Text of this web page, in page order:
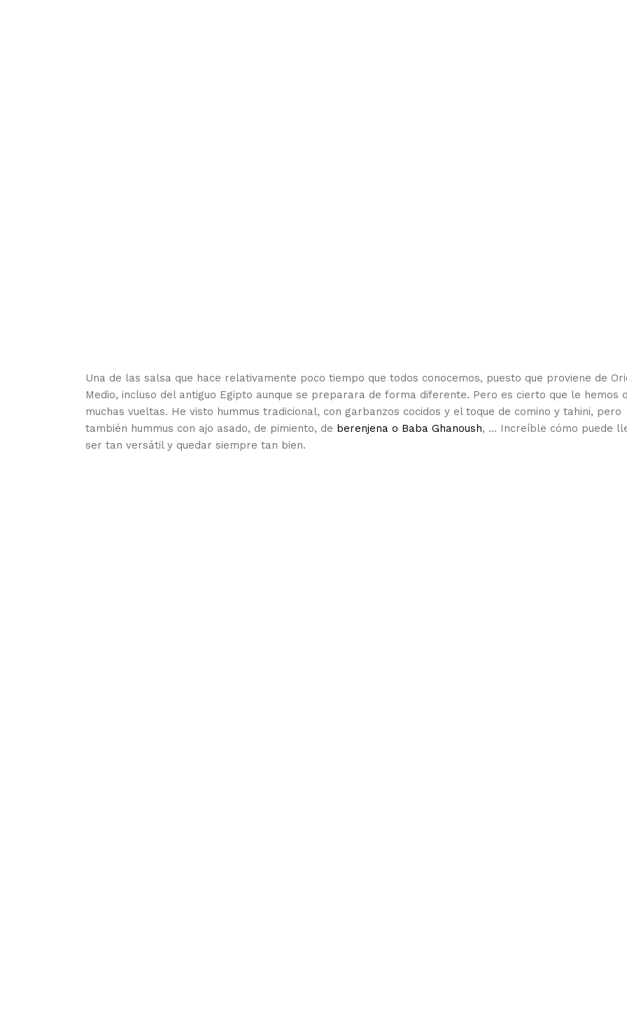
Una de las salsa que hace relativamente poco tiempo que todos conocemos, puesto que proviene de
Medio, incluso del antiguo Egipto aunque se preparara de forma diferente. Pero es cierto que le hemos
muchas vueltas. He visto hummus tradicional, con garbanzos cocidos y el toque de comino y tahini, pero
también hummus con ajo asado, de pimiento, de berenjena o Baba Ghanoush, … Increíble cómo puede
ser tan versátil y quedar siempre tan bien.